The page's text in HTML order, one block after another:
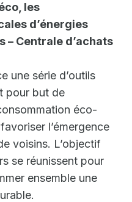
les
d’énergies
– Centrale d’achats
une série d’outils
pour but de
éco-
l’émergence
voisins. L’objectif
se réunissent pour
ensemble une